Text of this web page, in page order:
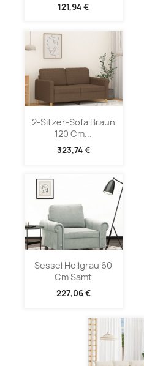
121,94 €
2-Sitzer-Sofa Braun
120 Cm...
323,74 €
Sessel Hellgrau 60
Cm Samt
227,06 €